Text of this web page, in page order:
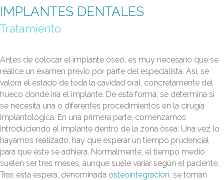
IMPLANTES DENTALES
Tratamiento
Antes de colocar el implante óseo, es muy necesario que se
realice un examen previo por parte del especialista. Así, se
valora el estado de toda la cavidad oral, concretamente del
hueco donde iría el implante. De esta forma, se determina si
se necesita una o diferentes procedimientos en la cirugía
implantológica. En una primera parte, comenzamos
introduciendo el implante dentro de la zona ósea. Una vez lo
hayamos realizado, hay que esperar un tiempo prudencial
para que éste se adhiera. Normalmente, el tiempo medio
suelen ser tres meses, aunque suele variar según el paciente.
Tras esta espera, denominada osteointegración, se toman